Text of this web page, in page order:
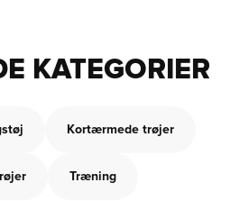
KATEGORIER
Kortærmede trøjer
Træning